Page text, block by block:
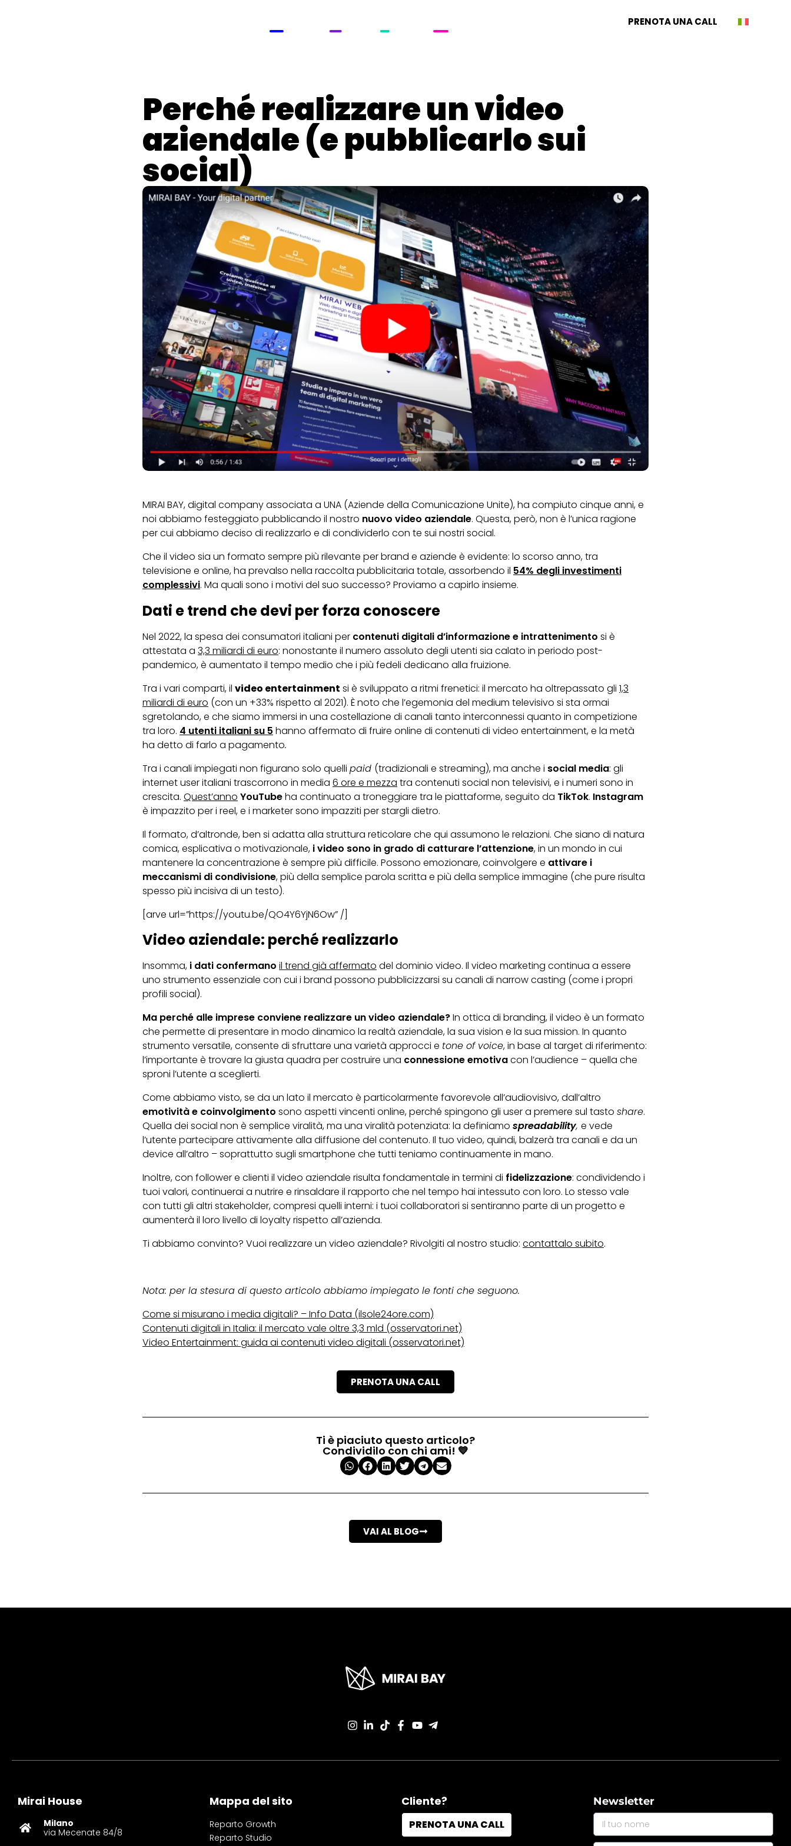
PRENOTA UNA CALL
Perché realizzare un video
aziendale (e pubblicarlo sui
social)
MIRAI BAY, digital company associata a UNA (Aziende della Comunicazione Unite), ha compiuto cinque anni, e
noi abbiamo festeggiato pubblicando il nostro nuovo video aziendale. Questa, però, non è l’unica ragione
per cui abbiamo deciso di realizzarlo e di condividerlo con te sui nostri social.
Che il video sia un formato sempre più rilevante per brand e aziende è evidente: lo scorso anno, tra
televisione e online, ha prevalso nella raccolta pubblicitaria totale, assorbendo il 54% degli investimenti
complessivi. Ma quali sono i motivi del suo successo? Proviamo a capirlo insieme.
Dati e trend che devi per forza conoscere
Nel 2022, la spesa dei consumatori italiani per contenuti digitali d’informazione e intrattenimento si è
attestata a 3,3 miliardi di euro: nonostante il numero assoluto degli utenti sia calato in periodo post-
pandemico, è aumentato il tempo medio che i più fedeli dedicano alla fruizione.
Tra i vari comparti, il video entertainment si è sviluppato a ritmi frenetici: il mercato ha oltrepassato gli 1,3
miliardi di euro (con un +33% rispetto al 2021). È noto che l’egemonia del medium televisivo si sta ormai
sgretolando, e che siamo immersi in una costellazione di canali tanto interconnessi quanto in competizione
tra loro. 4 utenti italiani su 5 hanno affermato di fruire online di contenuti di video entertainment, e la metà
ha detto di farlo a pagamento.
Tra i canali impiegati non figurano solo quelli paid (tradizionali e streaming), ma anche i social media: gli
internet user italiani trascorrono in media 6 ore e mezza tra contenuti social non televisivi, e i numeri sono in
crescita. Quest’anno YouTubeha continuato a troneggiare tra le piattaforme, seguito da TikTok. Instagram
è impazzito per i reel, e i marketer sono impazziti per stargli dietro.
Il formato, d’altronde, ben si adatta alla struttura reticolare che qui assumono le relazioni. Che siano di natura
comica, esplicativa o motivazionale, i video sono in grado di catturare l’attenzione, in un mondo in cui
mantenere la concentrazione è sempre più difficile. Possono emozionare, coinvolgere e attivare i
meccanismi di condivisione, più della semplice parola scritta e più della semplice immagine (che pure risulta
spesso più incisiva di un testo).
[arve url=”https://youtu.be/QO4Y6YjN6Ow” /]
Video aziendale: perché realizzarlo
Insomma, i dati confermano il trend già affermato del dominio video. Il video marketing continua a essere
uno strumento essenziale con cui i brand possono pubblicizzarsi su canali di narrow casting (come i propri
profili social).
Ma perché alle imprese conviene realizzare un video aziendale?In ottica di branding, il video è un formato
che permette di presentare in modo dinamico la realtà aziendale, la sua vision e la sua mission. In quanto
strumento versatile, consente di sfruttare una varietà approcci e tone of voice, in base al target di riferimento:
l’importante è trovare la giusta quadra per costruire una connessione emotivacon l’audience – quella che
sproni l’utente a sceglierti.
Come abbiamo visto, se da un lato il mercato è particolarmente favorevole all’audiovisivo, dall’altro
emotività e coinvolgimento sono aspetti vincenti online, perché spingono gli user a premere sul tasto share.
Quella dei social non è semplice viralità, ma una viralità potenziata: la definiamo spreadability, e vede
l’utente partecipare attivamente alla diffusione del contenuto. Il tuo video, quindi, balzerà tra canali e da un
device all’altro – soprattutto sugli smartphone che tutti teniamo continuamente in mano.
Inoltre, con follower e clienti il video aziendale risulta fondamentale in termini di fidelizzazione: condividendo i
tuoi valori, continuerai a nutrire e rinsaldare il rapporto che nel tempo hai intessuto con loro. Lo stesso vale
con tutti gli altri stakeholder, compresi quelli interni: i tuoi collaboratori si sentiranno parte di un progetto e
aumenterà il loro livello di loyalty rispetto all’azienda.
Ti abbiamo convinto? Vuoi realizzare un video aziendale? Rivolgiti al nostro studio: contattalo subito.
Nota: per la stesura di questo articolo abbiamo impiegato le fonti che seguono.
Come si misurano i media digitali? – Info Data (ilsole24ore.com)
Contenuti digitali in Italia: il mercato vale oltre 3,3 mld (osservatori.net)
Video Entertainment: guida ai contenuti video digitali (osservatori.net)
PRENOTA UNA CALL
Ti è piaciuto questo articolo?
Condividilo con chi ami! 💙
VAI AL BLOG
Mirai House
Milano
via Mecenate 84/8
Mappa del sito
Reparto Growth
Reparto Studio
Cliente?
PRENOTA UNA CALL
Newsletter